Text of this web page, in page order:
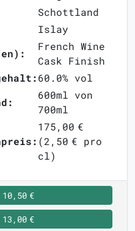
Schottland
Islay
French Wine
Cask Finish
60.0% vol
600ml von
700ml
175,00 €
(2,50 € pro
cl)
€
€